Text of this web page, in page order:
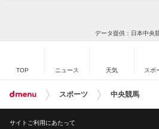
データ提供：日本中央
TOP ニュース 天気 スポ
スポーツ 中央競馬
サイトご利用にあたって